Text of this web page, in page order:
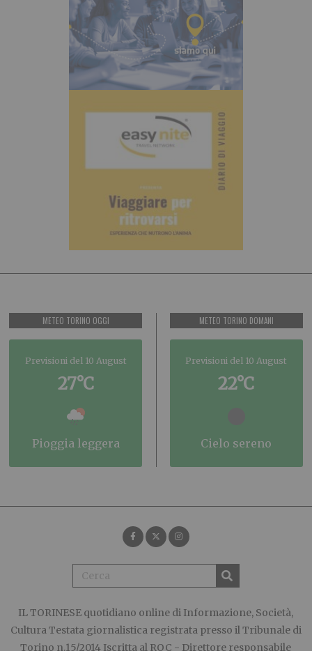
METEO TORINO OGGI
Previsioni del 10 August
27°C
pioggia leggera
METEO TORINO DOMANI
Previsioni del 10 August
22°C
cielo sereno
IL TORINESE quotidiano online di Informazione, Società,
Cultura Testata giornalistica registrata presso il Tribunale di
Torino n.15/2014 Iscritta al ROC - Direttore responsabile